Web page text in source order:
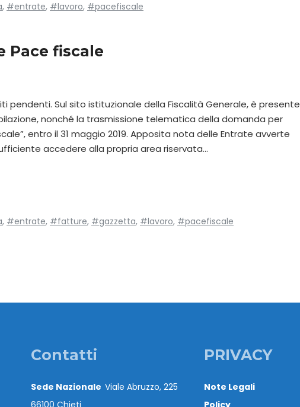
, #entrate, #lavoro, #pacefiscale
Pace fiscale
pendenti. Sul sito istituzionale della Fiscalità Generale, è presente
nonché la trasmissione telematica della domanda per
entro il 31 maggio 2019. Apposita nota delle Entrate avverte
accedere alla propria area riservata…
, #entrate, #fatture, #gazzetta, #lavoro, #pacefiscale
Contatti
Sede Nazionale Viale Abruzzo, 225
66100 Chieti
PRIVACY
Note Legali
Policy